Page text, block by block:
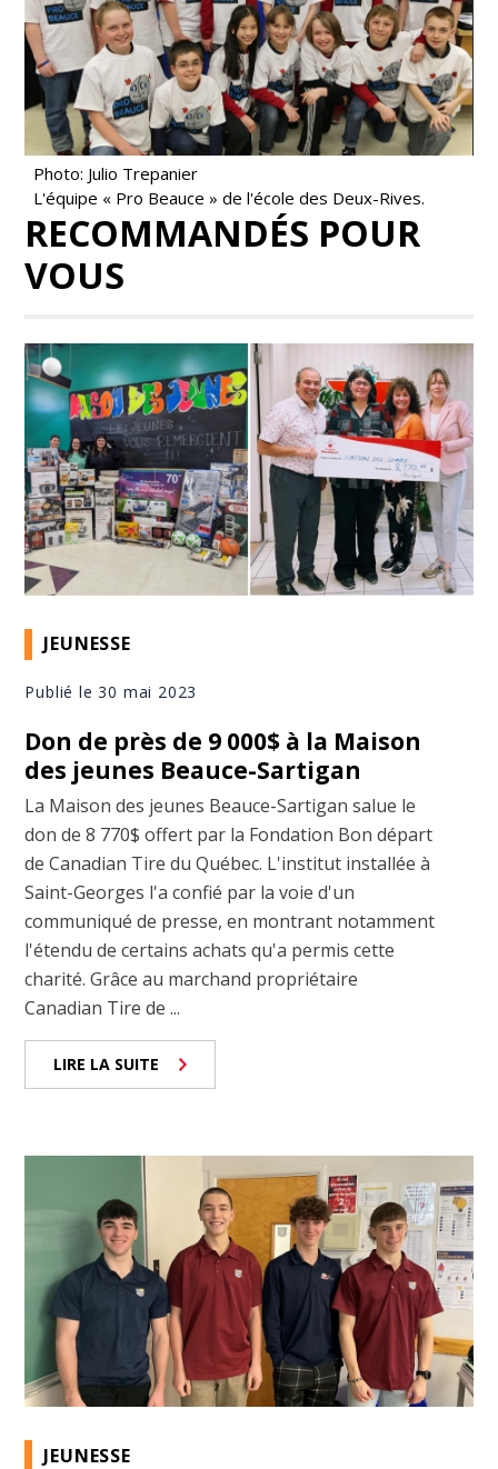
Photo: Julio Trepanier
L'équipe « Pro Beauce » de l'école des Deux-Rives.
RECOMMANDÉS POUR
VOUS
JEUNESSE
Publié le 30 mai 2023
Don de près de 9 000$ à la Maison
des jeunes Beauce-Sartigan
La Maison des jeunes Beauce-Sartigan salue le
don de 8 770$ offert par la Fondation Bon départ
de Canadian Tire du Québec. L'institut installée à
Saint-Georges l'a confié par la voie d'un
communiqué de presse, en montrant notamment
l'étendu de certains achats qu'a permis cette
charité. Grâce au marchand propriétaire
Canadian Tire de ...
LIRE LA SUITE
JEUNESSE